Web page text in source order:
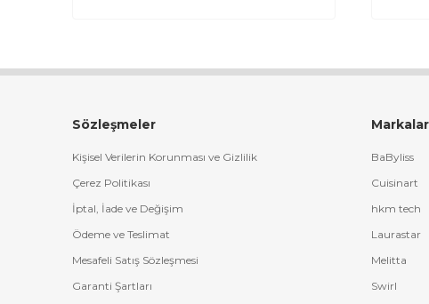
Sözleşmeler
Kişisel Verilerin Korunması ve Gizlilik
Çerez Politikası
İptal, İade ve Değişim
Ödeme ve Teslimat
Mesafeli Satış Sözleşmesi
Garanti Şartları
BaByliss
Cuisinart
hkm tech
Laurastar
Melitta
Swirl